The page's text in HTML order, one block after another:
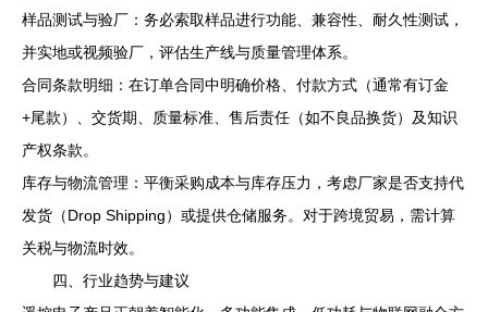
样品测试与验厂：务必索取样品进行功能、兼容性、耐久性测试，
并实地或视频验厂，评估生产线与质量管理体系。
合同条款明细：在订单合同中明确价格、付款方式（通常有订金
+尾款）、交货期、质量标准、售后责任（如不良品换货）及知识
产权条款。
库存与物流管理：平衡采购成本与库存压力，考虑厂家是否支持代
发货（Drop Shipping）或提供仓储服务。对于跨境贸易，需计算
关税与物流时效。
四、行业趋势与建议